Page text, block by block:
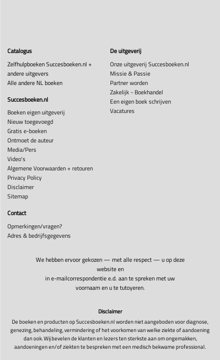
Catalogus
Zelfhulpboeken Succesboeken.nl +
andere uitgevers
Alle andere NL boeken
Succesboeken.nl
Boeken eigen uitgeverij
Nieuw toegevoegd
Gratis e-boeken
Ontmoet de auteur
Media/Pers
Video's
Algemene Voorwaarden + retouren
Privacy Policy
Disclaimer
Sitemap
De uitgeverij
Onze uitgeverij Succesboeken.nl
Missie & Passie
Partner worden
Zakelijk - Boekhandel
Een eigen boek schrijven
Vacatures
Contact
Opmerkingen/vragen?
Adres & bedrijfsgegevens
We hebben ervoor gekozen — met alle respect — u op deze
website en
in e-mailcorrespondentie e.d. aan te spreken met uw
voornaam en u te tutoyeren.
Disclaimer
De boeken en producten op Succesboeken.nl worden niet aangeboden voor diagnose,
genezing, behandeling, vermindering of het voorkomen van welke ziekte of aandoening
dan ook. Wij bevelen de klanten en lezers ten sterkste aan om ongemakken,
aandoeningen en/of ziekten te bespreken met een medisch bekwame professional.